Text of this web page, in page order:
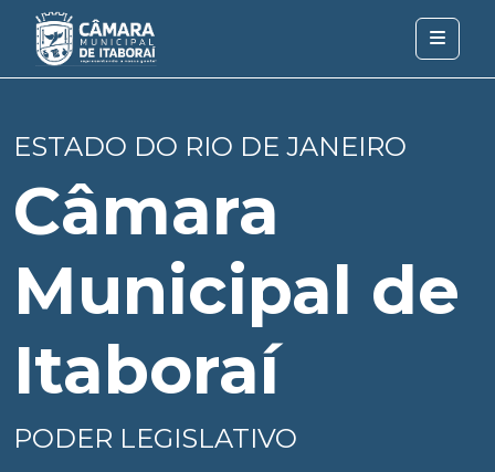
ESTADO DO RIO DE JANEIRO
Câmara
Municipal de
Itaboraí
PODER LEGISLATIVO